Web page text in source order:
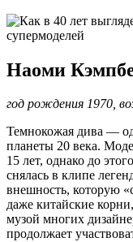
Наоми
год рождения 1970,
Темнокожая дива —
планеты 20 века.
15 лет, однако до
снялась в клипе
внешность, которую
даже китайские
музой многих
продолжает